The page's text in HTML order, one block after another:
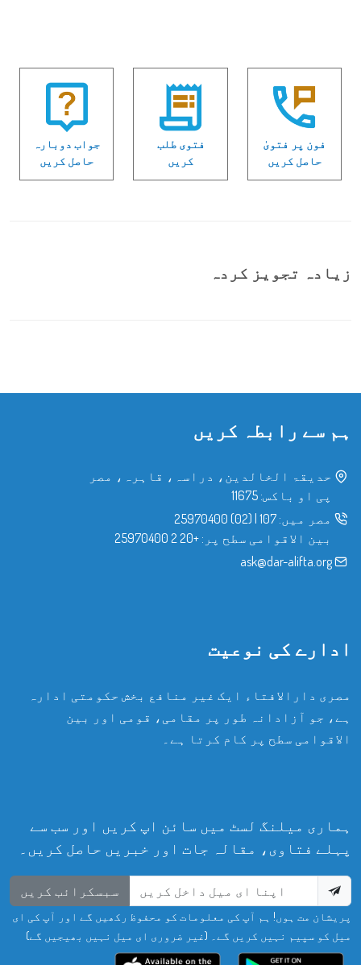
فون پر فتویٰ
حاصل کریں
فتوی طلب
کریں
جواب دوبارہ
حاصل کریں
زیادہ تجویز کردہ
ہم سے رابطہ کریں
حدیقۃ الخالدین، دراسہ، قاہرہ، مصر
پی او باکس: 11675
مصر میں: 107
|
(02) 25970400
بین الاقوامی سطح پر: +20 2 25970400
ask@dar-alifta.org
ادارے کی نوعیت
مصری دارالافتاء ایک غیر منافع بخش حکومتی ادارہ
ہے، جو آزادانہ طور پر مقامی، قومی اور بین
الاقوامی سطح پر کام کرتا ہے۔
ہماری میلنگ لسٹ میں سائن اپ کریں اور سب سے
پہلے فتاوی، مقالہ جات اور خبریں حاصل کریں۔
سبسکرائب کریں
پریشان مت ہوں! ہم آپ کی معلومات کو محفوظ رکھیں گے اور آپ کی ای
میل کو سپیم نہیں کریں گے۔ (غیر ضروری ای میل نہیں بھیجیں گے)